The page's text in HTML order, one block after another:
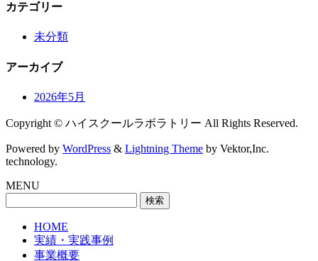
カテゴリー
未分類
アーカイブ
2026年5月
Copyright © ハイスクールラボラトリー All Rights Reserved.
Powered by WordPress & Lightning Theme by Vektor,Inc.
technology.
MENU
HOME
実績・実践事例
事業概要